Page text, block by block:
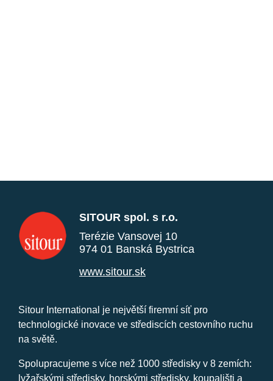
SITOUR spol. s r.o.
Terézie Vansovej 10
974 01 Banská Bystrica
www.sitour.sk
Sitour International je největší firemní síť pro
technologické inovace ve střediscích cestovního ruchu
na světě.
Spolupracujeme s více než 1000 středisky v 8 zemích:
lyžařskými středisky, horskými středisky, koupališti a